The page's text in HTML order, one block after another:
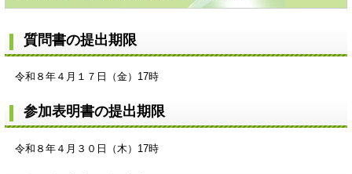
質問書の提出期限
令和８年４月１７日（金）17時
参加表明書の提出期限
令和８年４月３０日（木）17時